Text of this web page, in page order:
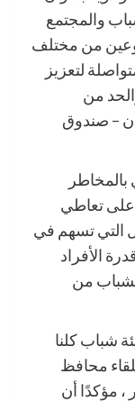
والمجتمع
من مختلف
لتعزيز
من
– صندوق
على تعاطي
التي تسهم في
الأفراد
من
شباب كلنا
محافظ
، مؤكدًا أن